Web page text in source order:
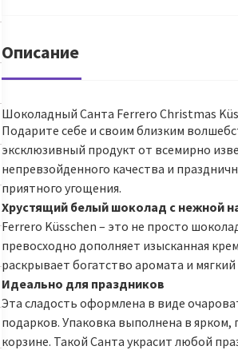
Описание
Шоколадный Санта Ferrero Christmas
Подарите себе и своим близким
эксклюзивный продукт от всемирно
непревзойденного качества и
приятного угощения.
Хрустящий белый шоколад с нежной
Ferrero Küsschen – это не просто
превосходно дополняет изысканная
раскрывает богатство аромата и
Идеально для праздников
Эта сладость оформлена в виде
подарков. Упаковка выполнена в
корзине. Такой Санта украсит любой